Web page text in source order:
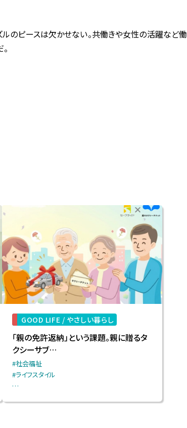
のピースは欠かせない。共働きや女性の活躍など働
GOOD LIFE / やさしい暮らし
「親の免許返納」という課題。親に贈るタ
クシーサブ…
#社会福祉
#ライフスタイル
…